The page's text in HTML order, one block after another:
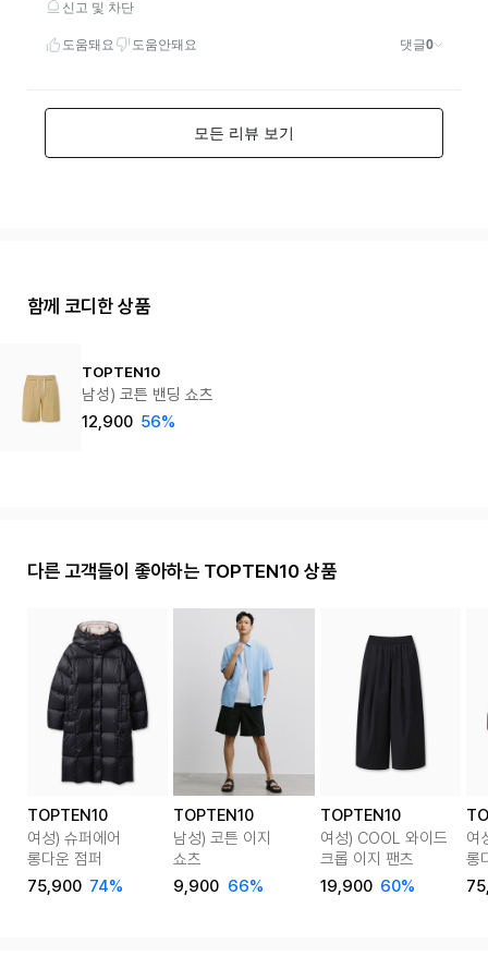
함께 코디한 상품
TOPTEN10
남성) 코튼 밴딩 쇼츠
12,900 56%
다른 고객들이 좋아하는 TOPTEN10 상품
TOPTEN10
여성) 슈퍼에어
롱다운 점퍼
75,900 74%
TOPTEN10
남성) 코튼 이지
쇼츠
9,900 66%
TOPTEN10
여성) COOL 와이드
크롭 이지 팬츠
19,900 60%
여
롱